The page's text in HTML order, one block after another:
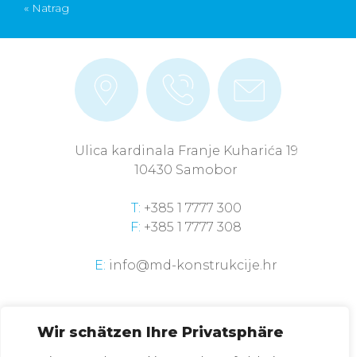
Wir schätzen Ihre Privatsphäre
« Natrag
Ulica kardinala Franje Kuharića 19
10430 Samobor
T: +385 1 7777 300
F: +385 1 7777 308
E: info@md-konstrukcije.hr